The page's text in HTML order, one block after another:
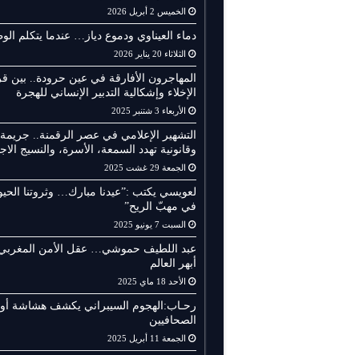
الخميس 2 أبريل 2026
دماء العيناوي ودموع دياز… عندما يتكلم
الثلاثاء 20 يناير 2026
المهاجرون الأفارقة في عين حرودة.. بين
الإخلاء وإشكالية التدبير الإنساني للهجرة
الأربعاء 3 شتنبر 2025
التشهير الإعلامي في عصر الرقمنة.. جريمة
وقانونية تهدد السمعة، الأسرة، والنسيج
الجمعة 29 غشت 2025
لعويسي يكتب :”عيدنا مبارك… وثروتنا
في مهبّ الريح”
السبت 7 يونيو 2025
عبد اللطيف حموشي… عقل الأمن
أبهر العالم
الأحد 18 ماي 2025
رحـاب:الهجوم السيبراني يكشف هشاشة
الصحافيين
الجمعة 11 أبريل 2025